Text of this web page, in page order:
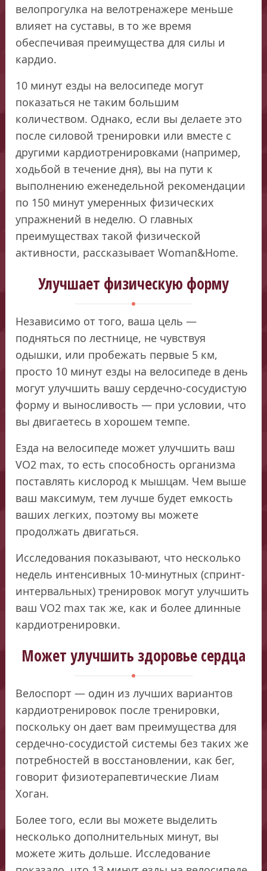
велопрогулка на велотренажере меньше
влияет на суставы, в то же время
обеспечивая преимущества для силы и
кардио.
10 минут езды на велосипеде могут
показаться не таким большим
количеством. Однако, если вы делаете это
после силовой тренировки или вместе с
другими кардиотренировками (например,
ходьбой в течение дня), вы на пути к
выполнению еженедельной рекомендации
по 150 минут умеренных физических
упражнений в неделю. О главных
преимуществах такой физической
активности, рассказывает Woman&Home.
Улучшает физическую форму
Независимо от того, ваша цель —
подняться по лестнице, не чувствуя
одышки, или пробежать первые 5 км,
просто 10 минут езды на велосипеде в день
могут улучшить вашу сердечно-сосудистую
форму и выносливость — при условии, что
вы двигаетесь в хорошем темпе.
Езда на велосипеде может улучшить ваш
VO2 max, то есть способность организма
поставлять кислород к мышцам. Чем выше
ваш максимум, тем лучше будет емкость
ваших легких, поэтому вы можете
продолжать двигаться.
Исследования показывают, что несколько
недель интенсивных 10-минутных (спринт-
интервальных) тренировок могут улучшить
ваш VO2 max так же, как и более длинные
кардиотренировки.
Может улучшить здоровье сердца
Велоспорт — один из лучших вариантов
кардиотренировок после тренировки,
поскольку он дает вам преимущества для
сердечно-сосудистой системы без таких же
потребностей в восстановлении, как бег,
говорит физиотерапевтические Лиам
Хоган.
Более того, если вы можете выделить
несколько дополнительных минут, вы
можете жить дольше. Исследование